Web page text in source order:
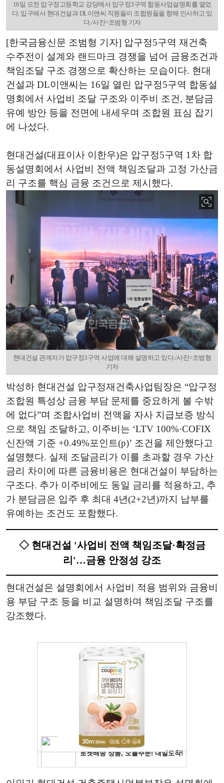
16일 오전 압구정고등학교 강당에서 압구정3구역 합동사업설명회를 열었
다. 입구에서 현대건설과 DL이앤씨 직원들이 조합원들을 향해 인사하고 있
다./사진=조범형 기자
[한국금융신문 조범형 기자] 압구정5구역 재건축
수주전이 설계와 랜드마크 경쟁을 넘어 금융조건과
책임조달 구조 경쟁으로 확산하는 모습이다. 현대
건설과 DL이앤씨는 16일 열린 압구정5구역 합동설
명회에서 사업비 조달 구조와 이주비 조건, 분담금
유예 방안 등을 전면에 내세우며 조합원 표심 잡기
에 나섰다.
현대건설(대표이사 이한우)은 압구정5구역 1차 합
동설명회에서 사업비 전액 책임조달과 고정 가산금
리 구조를 핵심 금융 조건으로 제시했다.
현대건설 관계자가 압구정3구역 사업에 대해 설명하고 있다./사진=조범형
기자
박성하 현대건설 압구정재건축사업팀장은 “압구정
조합원 특성상 금융 부담 문제를 중요하게 볼 수밖
에 없다”며 조합사업비 전액을 자사 지급보증 방식
으로 책임 조달하고, 이주비는 ‘LTV 100%·COFIX
신잔액 기준 +0.49%포인트(p)’ 조건을 제안했다고
설명했다. 실제 조달금리가 이를 초과할 경우 가산
금리 차이에 따른 금융비용은 현대건설이 부담하는
구조다. 추가 이주비에도 동일 금리를 적용하고, 추
가 분담금은 입주 후 최대 4년(2+2년)까지 납부를
유예하는 조건도 포함했다.
◇ 현대건설 '사업비 전액 책임조달·확정금
리'…금융 안정성 강조
현대건설은 설명회에서 사업비 적용 범위와 금융비
용 부담 구조 등을 비교 설명하며 책임조달 구조를
강조했다.